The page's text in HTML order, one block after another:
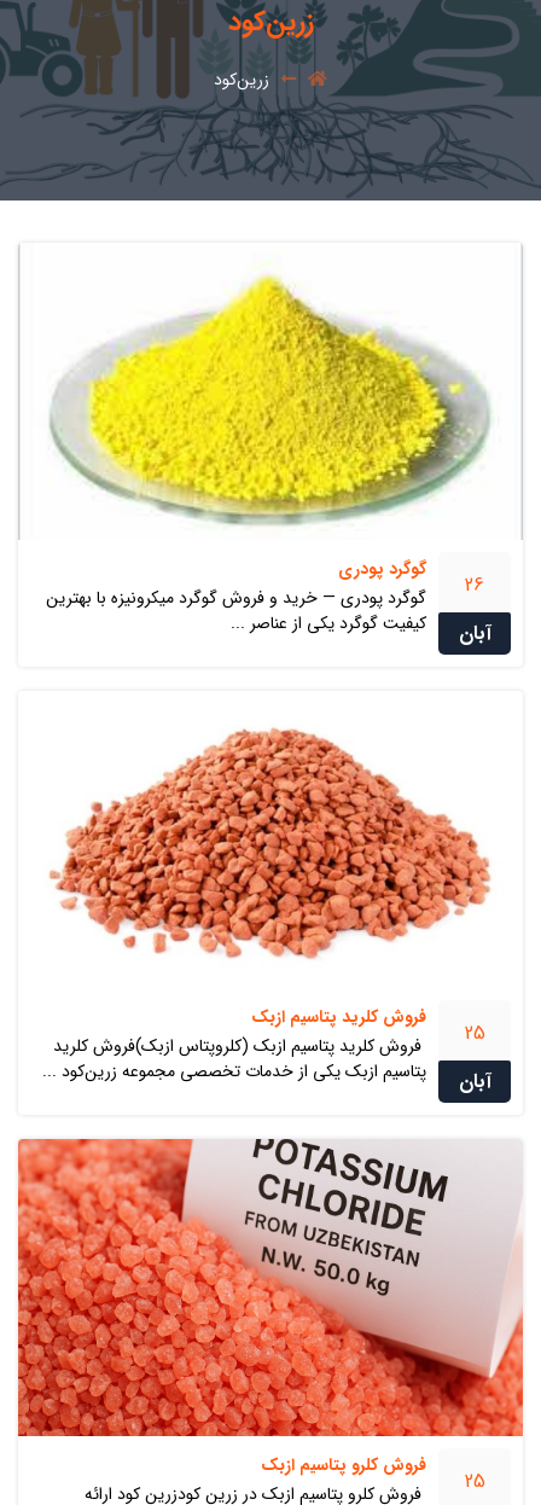
زرین‌کود
زرین‌کود
26
آبان
گوگرد پودری
گوگرد پودری — خرید و فروش گوگرد میکرونیزه با بهترین
کیفیت گوگرد یکی از عناصر ...
25
آبان
فروش کلرید پتاسیم ازبک
فروش کلرید پتاسیم ازبک (کلروپتاس ازبک)فروش کلرید
پتاسیم ازبک یکی از خدمات تخصصی مجموعه زرین‌کود ...
25
فروش کلرو پتاسیم ازبک
فروش کلرو پتاسیم ازبک در زرین کودزرین کود ارائه